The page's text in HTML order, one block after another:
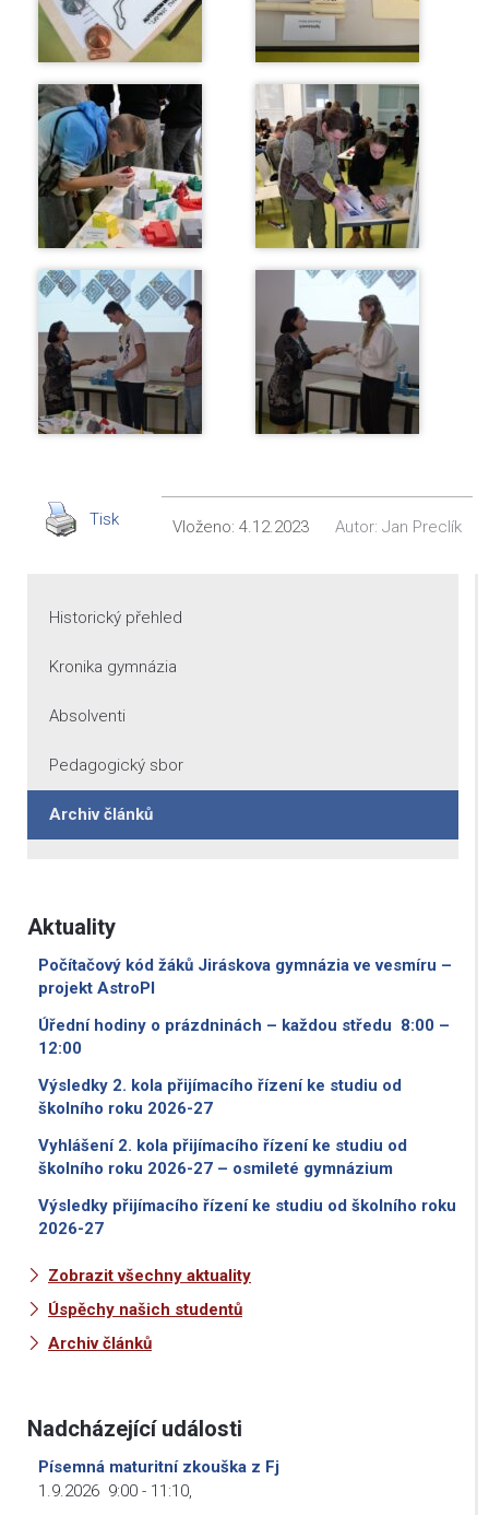
Tisk Vloženo: 4.12.2023 Autor: Jan Preclík
Historický přehled
Kronika gymnázia
Absolventi
Pedagogický sbor
Archiv článků
Aktuality
Počítačový kód žáků Jiráskova gymnázia ve vesmíru –
projekt AstroPI
Úřední hodiny o prázdninách – každou středu 8:00 –
12:00
Výsledky 2. kola přijímacího řízení ke studiu od
školního roku 2026-27
Vyhlášení 2. kola přijímacího řízení ke studiu od
školního roku 2026-27 – osmileté gymnázium
Výsledky přijímacího řízení ke studiu od školního roku
2026-27
Zobrazit všechny aktuality
Úspěchy našich studentů
Archiv článků
Nadcházející události
Písemná maturitní zkouška z Fj
1.9.2026 9:00 - 11:10,